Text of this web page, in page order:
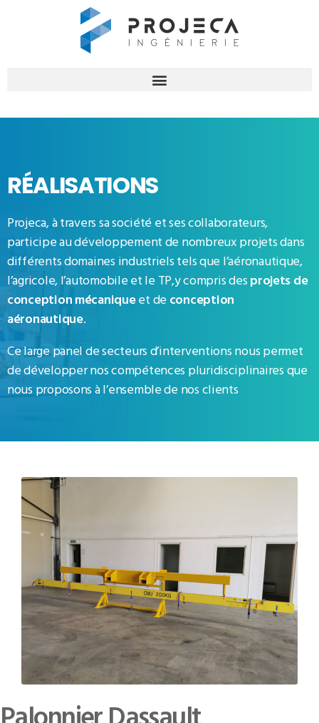
RÉALISATIONS
Projeca, à travers sa société et ses collaborateurs,
participe au développement de nombreux projets dans
différents domaines industriels tels que l’aéronautique,
l’agricole, l’automobile et le TP,y compris desprojets de
conception mécaniqueet deconception
aéronautique.
Ce large panel de secteurs d’interventions nous permet
de développer nos compétences pluridisciplinaires que
nous proposons à l’ensemble de nos clients